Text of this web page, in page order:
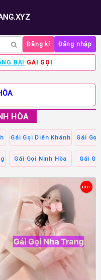
Đăng kí Đăng nhập
BÀI GÁI GỌI
HÒA
Gái Gọi Diên Khánh Gái Gọi
Gái Gọi Ninh Hòa Gái
HOT